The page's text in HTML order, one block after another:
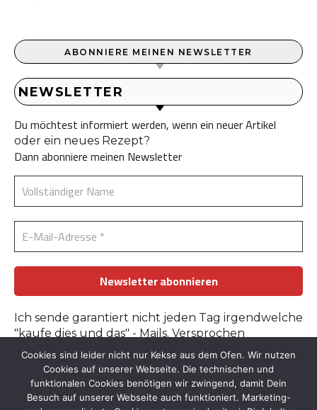
ABONNIERE MEINEN NEWSLETTER
NEWSLETTER
Du möchtest informiert werden, wenn ein neuer Artikel
oder ein neues Rezept?
Dann abonniere meinen Newsletter
Ich sende garantiert nicht jeden Tag irgendwelche
"kaufe dies und das" - Mails. Versprochen
Erfahre mehr in der Datenschutzerklärung.
Cookies sind leider nicht nur Kekse aus dem Ofen. Wir nutzen
Cookies auf unserer Webseite. Die technischen und
funktionalen Cookies benötigen wir zwingend, damit Dein
Besuch auf unserer Webseite auch funktioniert. Marketing-